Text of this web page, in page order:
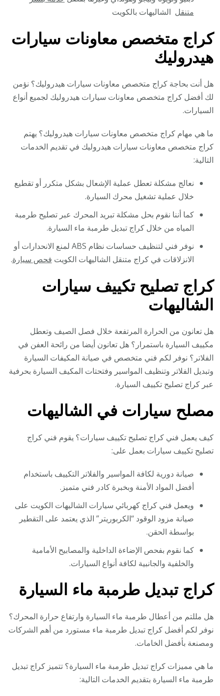
متنقل الشاليهات بالكويت
كراج متخصص معاونات سيارات
هيدروليك
هل أنت بحاجة كراج متخصص معاونات سيارات هيدروليك؟ نؤمن
لك أفضل كراج متخصص معاونات سيارات هيدروليك لجميع أنواع
السيارات.
ما هي مهام كراج متخصص معاونات سيارات هيدروليك؟ يهتم
كراج متخصص معاونات سيارات هيدروليك في تقديم الخدمات
التالية:
نعالج مشكلة تعطل عملية الإشعال بشكل متكرر أو تقطيع
خلال عملية تشغيل محرك السيارة.
كما أننا نقوم بحل مشكلة تبريد المحرك عبر تصليح طرمبة
المياه من خلال كراج تبديل طرمبة ماء السيارة.
نوفر فني لتنظيف حساسات نظام ABS لمنع الانحدارات أو
الانزلاقات في كراج متنقل الشاليهات الكويت فحص سيارة.
كراج تصليح تكييف سيارات
الشاليهات
هل تعانون من الحرارة المرتفعة خلال فصل الصيف وتعطل
مكييف السيارة باستمرار؟ هل تعانون أيضا من رائحة العفن في
الفلاتر؟ نوفر لكم فني متخصص في صيانة المكيفات السيارة
وتبديل الفلاتر وتنظيف المواسير وفتحتات المكيف السيارة بحرفية
عبر كراج تصليح تكييف السيارة.
مصلح سيارات في الشاليهات
كيف يعمل فني كراج تصليح تكييف سيارات؟ يقوم فني كراج
تصليح تكييف سيارات بعمل على:
صيانة دورية لكافة المواسير والفلاتر التكييف باستخدام
أفضل المواد الأمنة وبخبرة كادر فني متميز.
ويعمل فني كراج كهربائي سيارات الشاليهات الكويت على
صيانة مزود الوقود “الكربوريتر” الذي يعتمد على التقطير
بواسطة الحقن.
كما نقوم بفحص الإضاءة الداخلية والمصابيح الأمامية
والخلفية والجانبية لكافة أنواع السيارات.
كراج تبديل طرمبة ماء السيارة
هل مللتم من أعطال طرمبة ماء السيارة وارتفاع حرارة المحرك؟
نوفر لكم أفضل كراج تبديل طرمبة ماء مستورد من أهم الشركات
ومصنعة بأفضل الخامات.
ما هي مميزات كراج تبديل طرمبة ماء السيارة؟ تتميز كراج تبديل
طرمبة ماء السيارة بتقديم الخدمات التالية: